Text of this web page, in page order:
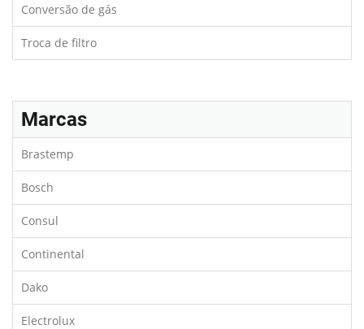
Conversão de gás
Troca de filtro
Marcas
Brastemp
Bosch
Consul
Continental
Dako
Electrolux